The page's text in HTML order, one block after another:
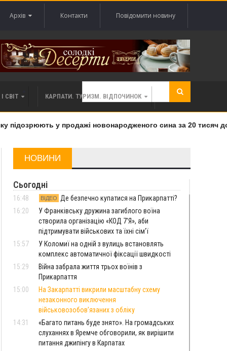
Архів Контакти Повідомити новину
СВІТ КАРПАТИ. ТУРИЗМ. ВІДПОЧИНОК
у продажі новонародженого сина за 20 тисяч
НОВИНИ
Сьогодні
16:48 ВІДЕО
Де безпечно купатися на Прикарпатті?
16:20
У Франківську дружина загиблого воїна
створила організацію «КОД 7'Я», аби
підтримувати військових та їхні сім'ї
15:57
У Коломиї на одній з вулиць встановлять
комплекс автоматичної фіксації швидкості
15:29
Війна забрала життя трьох воїнів з
Прикарпаття
15:00
На Закарпатті викрили масштабну схему
незаконного виключення
військовозобов’язаних з обліку
14:31
«Багато питань буде знято». На громадських
слуханнях в Яремче обговорили, як вирішити
питання джипінгу в Карпатах